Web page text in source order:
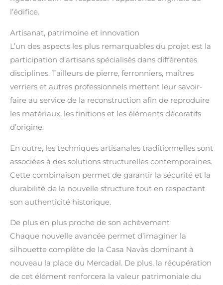
l’édifice.
Artisanat, patrimoine et innovation
L’un des aspects les plus remarquables du projet est la
participation d’artisans spécialisés dans différentes
disciplines. Tailleurs de pierre, ferronniers, maîtres
verriers et autres professionnels mettent leur savoir-
faire au service de la reconstruction afin de reproduire
les matériaux, les finitions et les éléments décoratifs
d’origine.
En outre, les techniques artisanales traditionnelles sont
associées à des solutions structurelles contemporaines.
Cette combinaison permet de garantir la sécurité et la
durabilité de la nouvelle structure tout en respectant
son authenticité historique.
De plus en plus proche de son achèvement
Chaque nouvelle avancée permet d’imaginer la
silhouette complète de la Casa Navàs dominant à
nouveau la place du Mercadal. De plus, la récupération
de cet élément renforcera la valeur patrimoniale du